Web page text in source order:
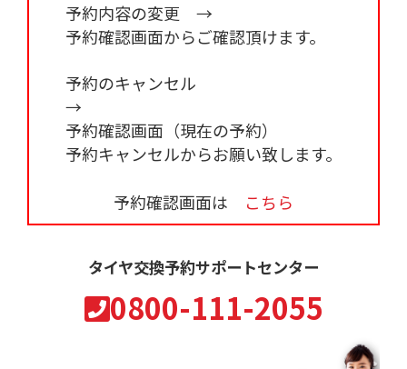
予約内容の変更
予約確認画面からご確認頂けます。
予約のキャンセル
予約確認画面（現在の予約）
予約キャンセルからお願い致します。
予約確認画面は こちら
タイヤ交換予約サポートセンター
0800-111-2055